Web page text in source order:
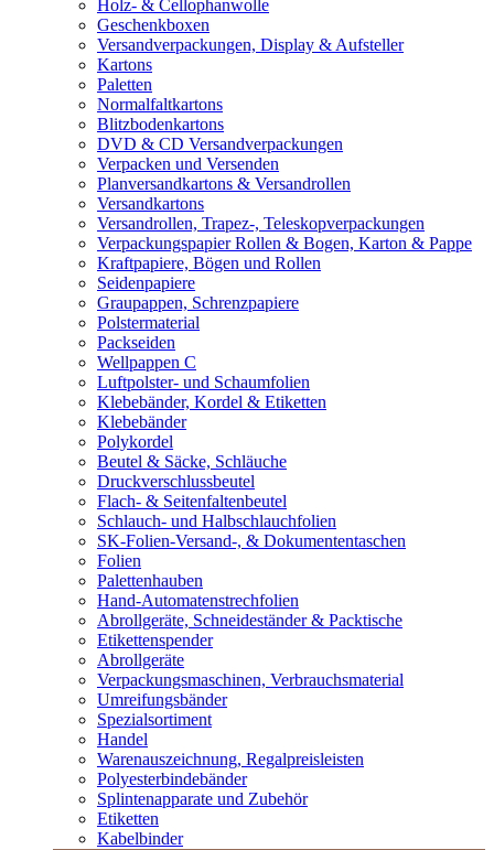
Holz- & Cellophanwolle
Geschenkboxen
Versandverpackungen, Display & Aufsteller
Kartons
Paletten
Normalfaltkartons
Blitzbodenkartons
DVD & CD Versandverpackungen
Verpacken und Versenden
Planversandkartons & Versandrollen
Versandkartons
Versandrollen, Trapez-, Teleskopverpackungen
Verpackungspapier Rollen & Bogen, Karton & Pappe
Kraftpapiere, Bögen und Rollen
Seidenpapiere
Graupappen, Schrenzpapiere
Polstermaterial
Packseiden
Wellpappen C
Luftpolster- und Schaumfolien
Klebebänder, Kordel & Etiketten
Klebebänder
Polykordel
Beutel & Säcke, Schläuche
Druckverschlussbeutel
Flach- & Seitenfaltenbeutel
Schlauch- und Halbschlauchfolien
SK-Folien-Versand-, & Dokumententaschen
Folien
Palettenhauben
Hand-Automatenstrechfolien
Abrollgeräte, Schneideständer & Packtische
Etikettenspender
Abrollgeräte
Verpackungsmaschinen, Verbrauchsmaterial
Umreifungsbänder
Spezialsortiment
Handel
Warenauszeichnung, Regalpreisleisten
Polyesterbindebänder
Splintenapparate und Zubehör
Etiketten
Kabelbinder